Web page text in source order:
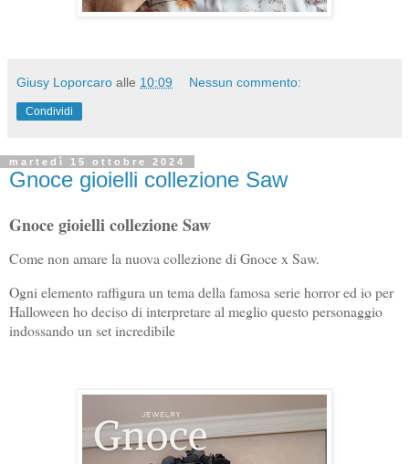
Giusy Loporcaro alle 10:09 Nessun commento:
Condividi
martedì 15 ottobre 2024
Gnoce gioielli collezione Saw
Gnoce gioielli collezione Saw
Come non amare la nuova collezione di Gnoce x Saw.
Ogni elemento raffigura un tema della famosa serie horror ed io per
Halloween ho deciso di interpretare al meglio questo personaggio
indossando un set incredibile